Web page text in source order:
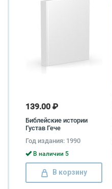
139.00 ₽
Библейские истории
Густав Гече
Год издания: 1990
В наличии 5
В корзину